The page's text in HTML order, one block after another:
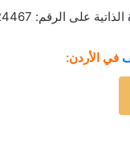
0787424467 (بلال منصور).
في الأردن: